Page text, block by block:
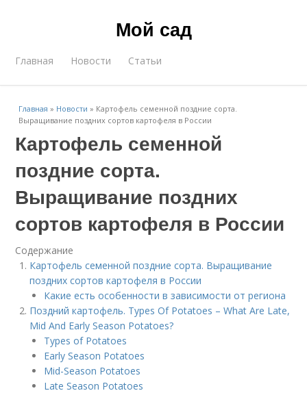
Мой сад
Главная Новости Статьи
Главная » Новости » Картофель семенной поздние сорта.
Выращивание поздних сортов картофеля в России
Картофель семенной
поздние сорта.
Выращивание поздних
сортов картофеля в России
Содержание
Картофель семенной поздние сорта. Выращивание
поздних сортов картофеля в России
Какие есть особенности в зависимости от региона
Поздний картофель. Types Of Potatoes – What Are Late,
Mid And Early Season Potatoes?
Types of Potatoes
Early Season Potatoes
Mid-Season Potatoes
Late Season Potatoes